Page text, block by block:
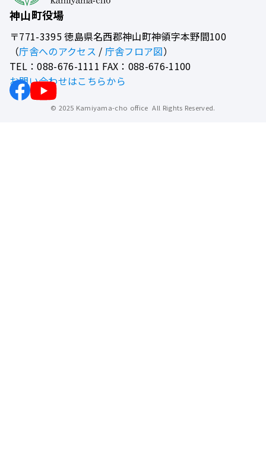
神山町役場
〒771-3395徳島県名西郡神山町神領字本野間100
（庁舎へのアクセス / 庁舎フロア図）
TEL：088-676-1111 FAX：088-676-1100
お問い合わせはこちらから
© 2025 Kamiyama-cho office All Rights Reserved.